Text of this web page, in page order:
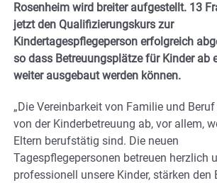
Rosenheim wird breiter aufgestellt. 13
jetzt den Qualifizierungskurs zur
Kindertagespflegeperson erfolgreich
so dass Betreuungsplätze für Kinder ab
weiter ausgebaut werden können.
„Die Vereinbarkeit von Familie und
von der Kinderbetreuung ab, vor allem,
Eltern berufstätig sind. Die neuen
Tagespflegepersonen betreuen herzlich
professionell unsere Kinder, stärken den